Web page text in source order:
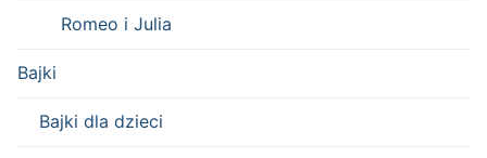
Romeo i Julia
Bajki
Bajki dla dzieci